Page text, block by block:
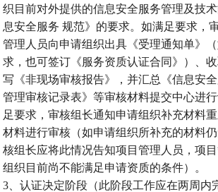
织目前对外提供的信息安全服务管理及技
息安全服务 规范》的要求。如满足要求，
管理人员向申请组织出具《受理通知单》
求，也可签订《服务资质认证合同》）、
写《非现场审核报告》，并汇总《信息安
管理审核记录表》等审核材料提交中心进
足要求，审核组长通知申请组织补充材料
材料进行审核（如申请组织所补充的材料
核组长应将此情况告知项目管理人员，项
组织目前尚不能满足申请资质的条件）。
3、认证决定阶段（此阶段工作应在两周内